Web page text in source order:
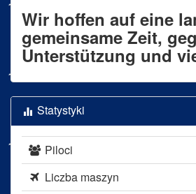
Wir hoffen auf eine
gemeinsame Zeit,
Unterstützung und
Statystyki
Piloci
Liczba maszyn